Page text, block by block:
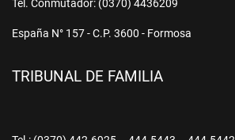
Tel. Conmutador: (0370) 4436209
España N° 157 - C.P. 3600 - Formosa
TRIBUNAL DE FAMILIA